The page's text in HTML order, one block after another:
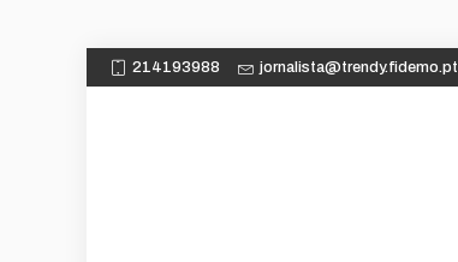
214193988 jornalista@trendy.fidemo.pt